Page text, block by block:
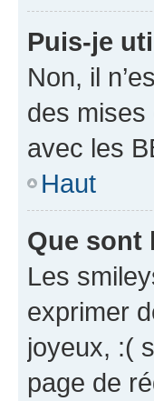
Puis-je
Non, il
des mises
avec les
Haut
Que sont
Les
exprimer
joyeux, :(
page de